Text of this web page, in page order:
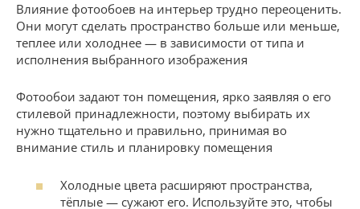
Влияние фотообоев на интерьер трудно переоценить.
Они могут сделать пространство больше или меньше,
теплее или холоднее — в зависимости от типа и
исполнения выбранного изображения
Фотообои задают тон помещения, ярко заявляя о его
стилевой принадлежности, поэтому выбирать их
нужно тщательно и правильно, принимая во
внимание стиль и планировку помещения
Холодные цвета расширяют пространства,
тёплые — сужают его. Используйте это, чтобы